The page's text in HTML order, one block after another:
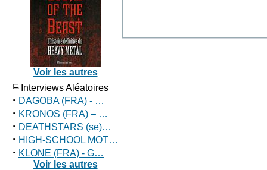
Voir les autres
Interviews Aléatoires
· DAGOBA (FRA) - …
· KRONOS (FRA) – …
· DEATHSTARS (se)…
· HIGH-SCHOOL MOT…
· KLONE (FRA) - G…
Voir les autres